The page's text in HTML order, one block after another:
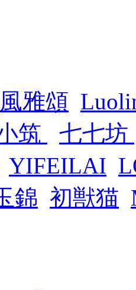
風雅頌
筑
七七坊
YIFEILAI
錦 初獣猫